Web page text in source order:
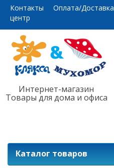
Контакты Оплата/Доставка
центр
Интернет-магазин
Товары для дома и офиса
Каталог товаров